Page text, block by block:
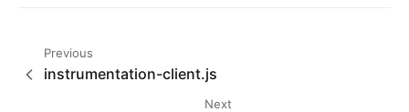
Previous
instrumentation-client.js
Next